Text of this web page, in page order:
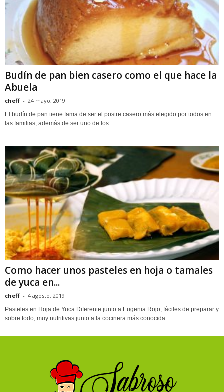
Budín de pan bien casero como el que hace la
Abuela
cheff - 24 mayo, 2019
El budín de pan tiene fama de ser el postre casero más elegido por todos en
las familias, además de ser uno de los...
Como hacer unos pasteles en hoja o tamales
de yuca en...
cheff - 4 agosto, 2019
Pasteles en Hoja de Yuca Diferente junto a Eugenia Rojo, fáciles de preparar y
sobre todo, muy nutritivas junto a la cocinera más conocida...